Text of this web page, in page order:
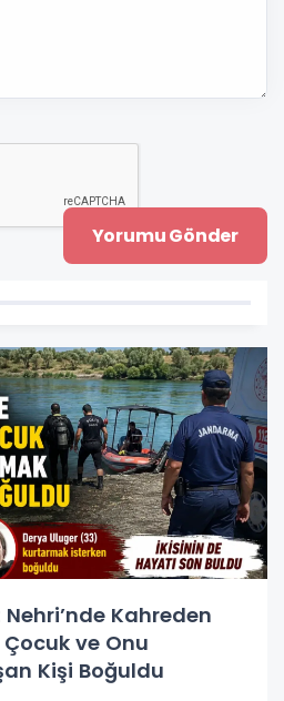
Nehri’nde Kahreden
ve Onu
Kişi Boğuldu